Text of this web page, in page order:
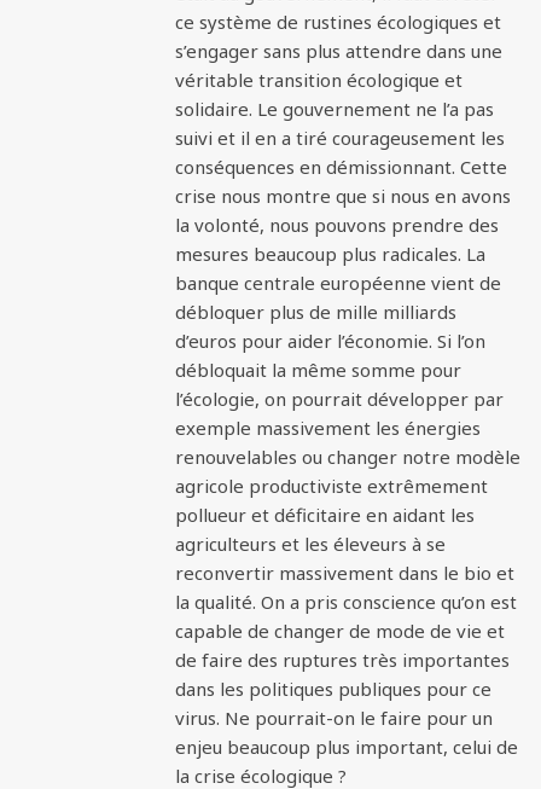
ce système de rustines écologiques et
s’engager sans plus attendre dans une
véritable transition écologique et
solidaire. Le gouvernement ne l’a pas
suivi et il en a tiré courageusement les
conséquences en démissionnant. Cette
crise nous montre que si nous en avons
la volonté, nous pouvons prendre des
mesures beaucoup plus radicales. La
banque centrale européenne vient de
débloquer plus de mille milliards
d’euros pour aider l’économie. Si l’on
débloquait la même somme pour
l’écologie, on pourrait développer par
exemple massivement les énergies
renouvelables ou changer notre modèle
agricole productiviste extrêmement
pollueur et déficitaire en aidant les
agriculteurs et les éleveurs à se
reconvertir massivement dans le bio et
la qualité. On a pris conscience qu’on est
capable de changer de mode de vie et
de faire des ruptures très importantes
dans les politiques publiques pour ce
virus. Ne pourrait-on le faire pour un
enjeu beaucoup plus important, celui de
la crise écologique ?